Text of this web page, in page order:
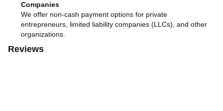
Companies
We offer non-cash payment options for private
entrepreneurs, limited liability companies (LLCs), and other
organizations.
Reviews